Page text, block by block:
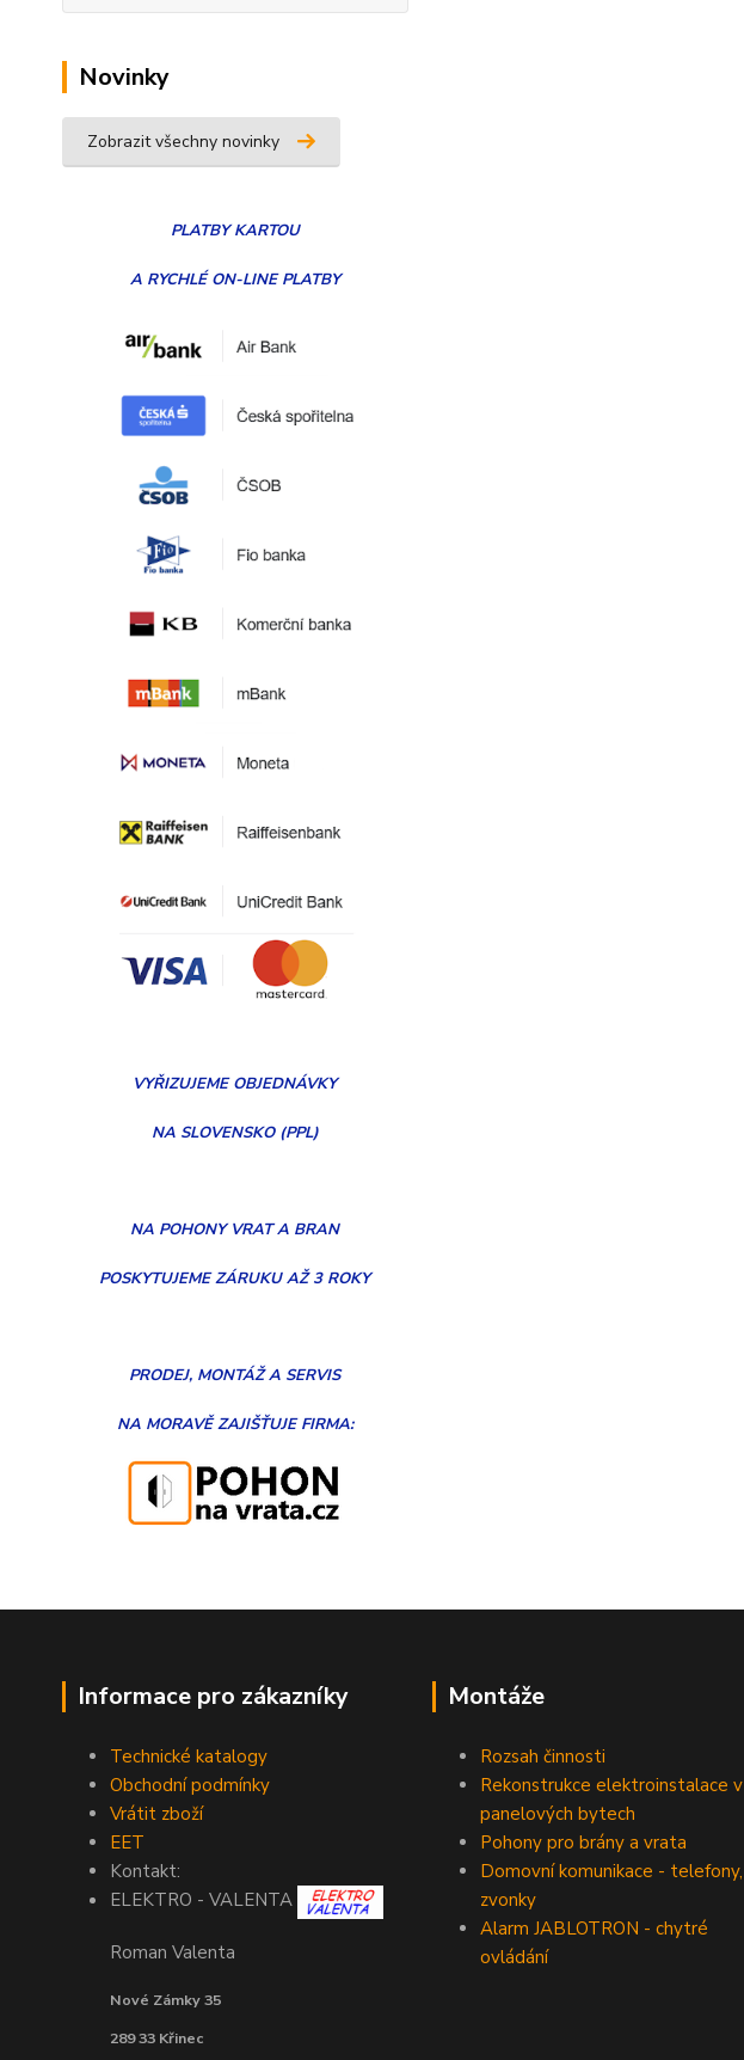
Novinky
Zobrazit všechny novinky
PLATBYKARTOU
A RYCHLÉ ON-LINE PLATBY
VYŘIZUJEMEOBJEDNÁVKY
NA SLOVENSKO (PPL)
NA POHONY VRAT A BRAN
POSKYTUJEME ZÁRUKU AŽ 3 ROKY
PRODEJ, MONTÁŽA SERVIS
NA MORAVĚZAJIŠŤUJE FIRMA:
Informace pro zákazníky
Technické katalogy
Obchodní podmínky
Vrátit zboží
EET
Kontakt:
ELEKTRO - VALENTA
Roman Valenta
Nové Zámky 35
289 33 Křinec
Montáže
Rozsah činnosti
Rekonstrukce elektroinstalace v
panelových bytech
Pohony pro brány a vrata
Domovní komunikace - telefony,
zvonky
Alarm JABLOTRON - chytré
ovládání